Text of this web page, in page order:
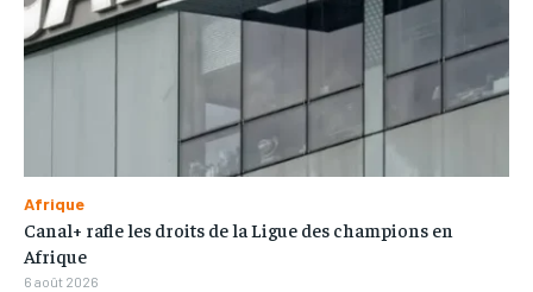
Afrique
Canal+ rafle les droits de la Ligue des champions en
Afrique
6 août 2026